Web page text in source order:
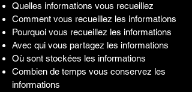
Quelles informations vous recueillez
Comment vous recueillez les informations
Pourquoi vous recueillez les informations
Avec qui vous partagez les informations
Où sont stockées les informations
Combien de temps vous conservez les
informations